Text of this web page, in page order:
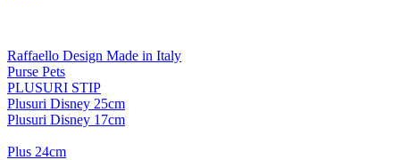
Raffaello Design Made in Italy
Purse Pets
PLUSURI STIP
Plusuri Disney 25cm
Plusuri Disney 17cm
Plus 24cm